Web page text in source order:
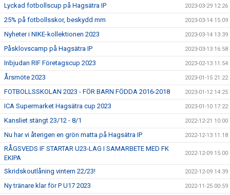
Lyckad fotbollscup på Hagsätra IP 2023-03-29 12:26
25% på fotbollsskor, beskydd mm 2023-03-14 15:09
Nyheter i NIKE-kollektionen 2023 2023-03-14 13:39
Påsklovscamp på Hagsätra IP 2023-03-13 16:58
Inbjudan RIF Företagscup 2023 2023-02-13 11:54
Årsmöte 2023 2023-01-15 21:22
FOTBOLLSSKOLAN 2023 - FÖR BARN FÖDDA 2016-2018 2023-01-12 14:25
ICA Supermarket Hagsätra cup 2023 2023-01-10 17:22
Kansliet stängt 23/12 - 8/1 2022-12-21 10:00
Nu har vi återigen en grön matta på Hagsätra IP 2022-12-13 11:18
RÅGSVEDS IF STARTAR U23-LAG I SAMARBETE MED FK
EKIPA
2022-12-09 15:00
Skridskoutlåning vintern 22/23! 2022-12-09 14:39
Ny tränare klar för P U17 2023 2022-11-25 00:59